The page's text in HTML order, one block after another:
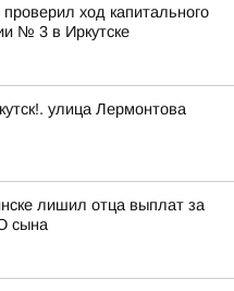
ход капитального
№ 3 в Иркутске
улица Лермонтова
лишил отца выплат за
сына